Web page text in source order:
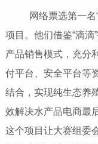
网络票选第一名“
项目。他们借鉴“滴
产品销售模式，充分
付平台、安全平台等
结合，实现纯生态养
效解决水产品电商最
这个项目让大赛组委